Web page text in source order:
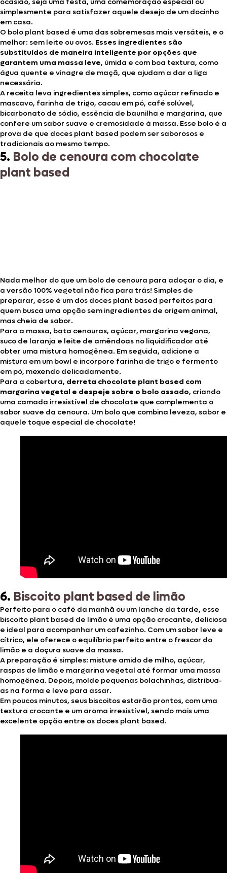
simplesmente para satisfazer aquele desejo de um docinho
em casa.
O bolo plant based é uma das sobremesas mais versáteis, e o
melhor: sem leite ou ovos. Esses ingredientes são
substituídos de maneira inteligente por opções que
garantem uma massa leve, úmida e com boa textura, como
água quente e vinagre de maçã, que ajudam a dar a liga
necessária.
A receita leva ingredientes simples, como açúcar refinado e
mascavo, farinha de trigo, cacau em pó, café solúvel,
bicarbonato de sódio, essência de baunilha e margarina, que
confere um sabor suave e cremosidade à massa. Esse bolo é a
prova de que doces plant based podem ser saborosos e
tradicionais ao mesmo tempo.
5. Bolo de cenoura com chocolate
plant based
Nada melhor do que um bolo de cenoura para adoçar o dia, e
a versão 100% vegetal não fica para trás! Simples de
preparar, esse é um dos doces plant based perfeitos para
quem busca uma opção sem ingredientes de origem animal,
mas cheia de sabor.
Para a massa, bata cenouras, açúcar, margarina vegana,
suco de laranja e leite de amêndoas no liquidificador até
obter uma mistura homogênea. Em seguida, adicione a
mistura em um bowl e incorpore farinha de trigo e fermento
em pó, mexendo delicadamente.
Para a cobertura, derreta chocolate plant based com
margarina vegetal e despeje sobre o bolo assado, criando
uma camada irresistível de chocolate que complementa o
sabor suave da cenoura. Um bolo que combina leveza, sabor e
aquele toque especial de chocolate!
6. Biscoito plant based de limão
Perfeito para o café da manhã ou um lanche da tarde, esse
biscoito plant based de limão é uma opção crocante, deliciosa
e ideal para acompanhar um cafezinho. Com um sabor leve e
cítrico, ele oferece o equilíbrio perfeito entre o frescor do
limão e a doçura suave da massa.
A preparação é simples: misture amido de milho, açúcar,
raspas de limão e margarina vegetal até formar uma massa
homogênea. Depois, molde pequenas bolachinhas, distribua-
as na forma e leve para assar.
Em poucos minutos, seus biscoitos estarão prontos, com uma
textura crocante e um aroma irresistível, sendo mais uma
excelente opção entre os doces plant based.